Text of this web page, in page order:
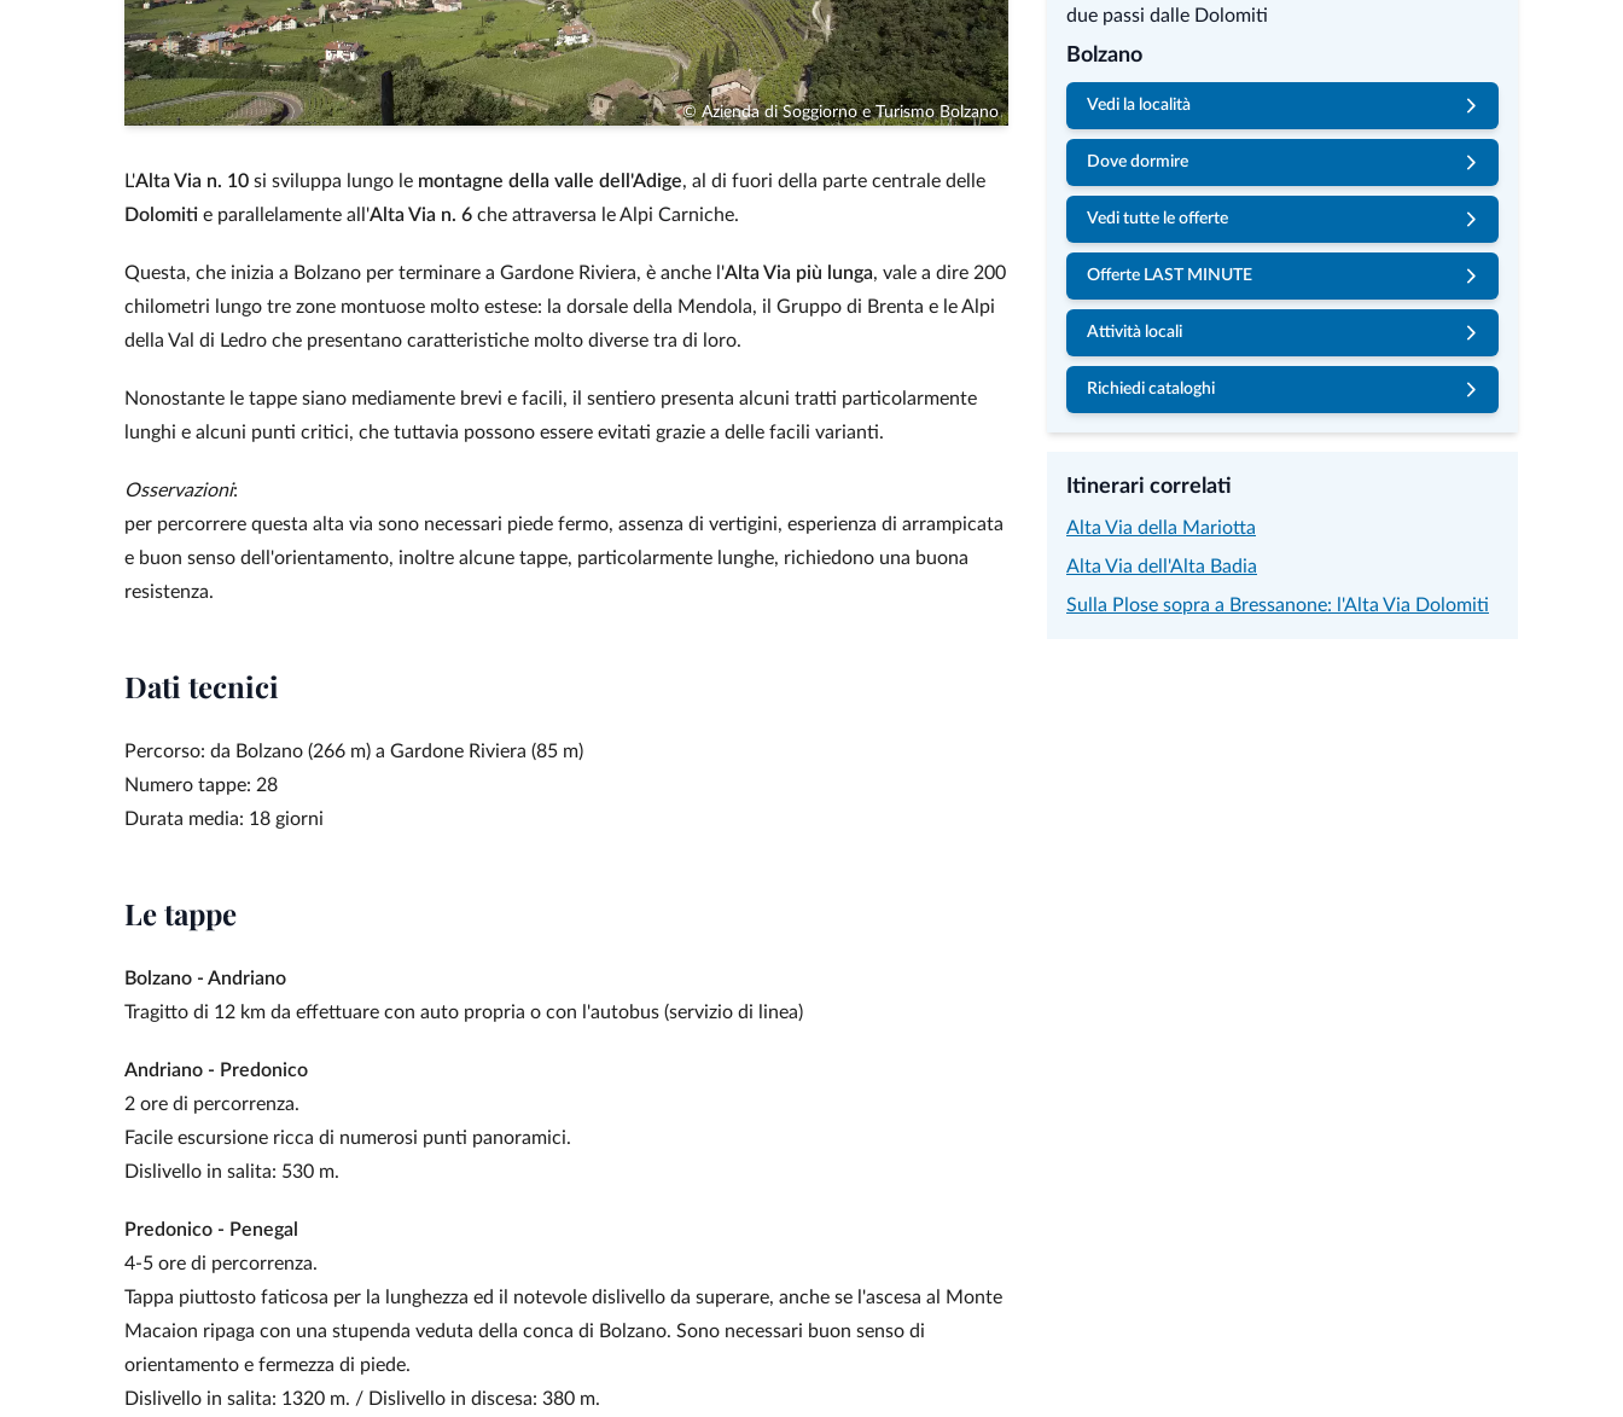
© Azienda di Soggiorno e Turismo Bolzano
L'Alta Via n. 10 si sviluppa lungo le montagne della valle dell'Adige, al di fuori della parte centrale delle
Dolomiti e parallelamente all'Alta Via n. 6 che attraversa le Alpi Carniche.
Questa, che inizia a Bolzano per terminare a Gardone Riviera, è anche l'Alta Via più lunga, vale a dire 200
chilometri lungo tre zone montuose molto estese: la dorsale della Mendola, il Gruppo di Brenta e le Alpi
della Val di Ledro che presentano caratteristiche molto diverse tra di loro.
Nonostante le tappe siano mediamente brevi e facili, il sentiero presenta alcuni tratti particolarmente
lunghi e alcuni punti critici, che tuttavia possono essere evitati grazie a delle facili varianti.
Osservazioni:
per percorrere questa alta via sono necessari piede fermo, assenza di vertigini, esperienza di arrampicata
e buon senso dell'orientamento, inoltre alcune tappe, particolarmente lunghe, richiedono una buona
resistenza.
Dati tecnici
Percorso: da Bolzano (266 m) a Gardone Riviera (85 m)
Numero tappe: 28
Durata media: 18 giorni
Le tappe
Bolzano - Andriano
Tragitto di 12 km da effettuare con auto propria o con l'autobus (servizio di linea)
Andriano - Predonico
2 ore di percorrenza.
Facile escursione ricca di numerosi punti panoramici.
Dislivello in salita: 530 m.
Predonico - Penegal
4-5 ore di percorrenza.
Tappa piuttosto faticosa per la lunghezza ed il notevole dislivello da superare, anche se l'ascesa al Monte
Macaion ripaga con una stupenda veduta della conca di Bolzano. Sono necessari buon senso di
orientamento e fermezza di piede.
Dislivello in salita: 1320 m. / Dislivello in discesa: 380 m.
Bolzano
Vedi la località
Dove dormire
Vedi tutte le offerte
Offerte LAST MINUTE
Attività locali
Richiedi cataloghi
Itinerari correlati
Alta Via della Mariotta
Alta Via dell'Alta Badia
Sulla Plose sopra a Bressanone: l'Alta Via Dolomiti